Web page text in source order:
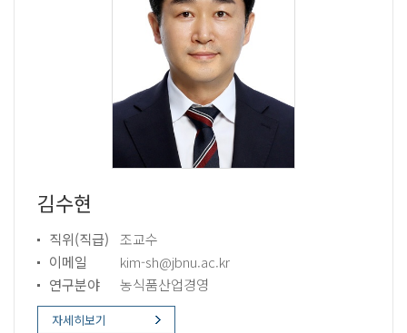
김수현
직위(직급) 조교수
이메일
kim-sh@jbnu.ac.kr
연구분야
농식품산업경영
자세히보기